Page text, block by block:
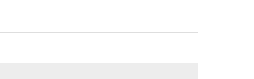
面材料